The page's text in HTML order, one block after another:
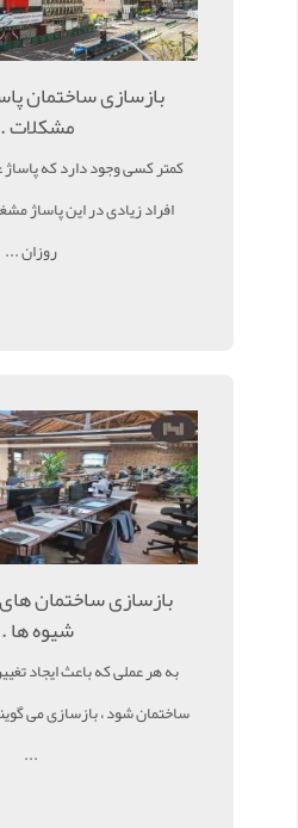
بازسازی ساختمان
مشکلات
کمتر کسی وجود دارد که پاساژ
افراد زیادی در این پاساژ
روزان ...
بازسازی ساختمان
شیوه ها
به هر عملی که باعث ایجاد
ساختمان شود ، بازسازی می
...